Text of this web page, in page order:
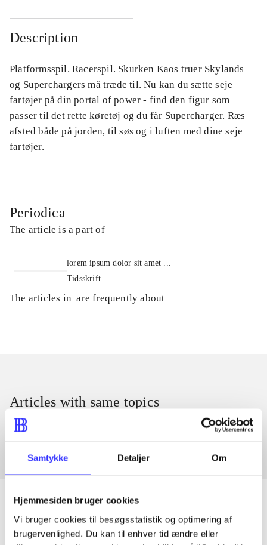
Samtykke Detaljer Om
Hjemmesiden bruger cookies
Vi bruger cookies til besøgsstatistik og optimering af
brugervenlighed. Du kan til enhver tid ændre eller
Description
Platformsspil. Racerspil. Skurken Kaos truer Skylands
og Superchargers må træde til. Nu kan du sætte seje
fartøjer på din portal of power - find den figur som
passer til det rette køretøj og du får Supercharger. Ræs
afsted både på jorden, til søs og i luften med dine seje
fartøjer.
Periodica
The article is a part of
lorem ipsum dolor sit amet ...
Tidsskrift
The articles in are frequently about
Articles with same topics
In
Articles